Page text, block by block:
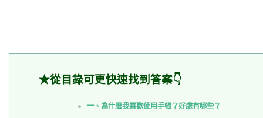
★從目錄可更快速找到答案👇
一、為什麼我喜歡使用手帳？好處有哪些？